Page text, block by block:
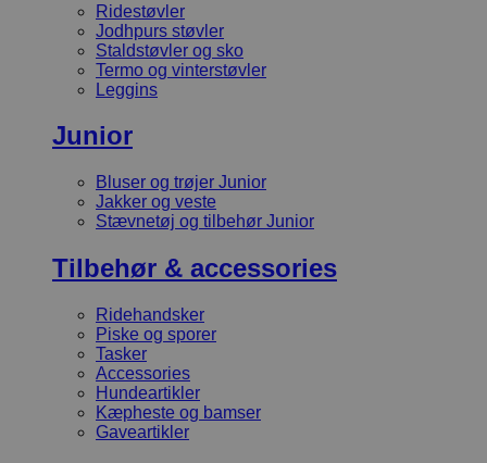
Ridestøvler
Jodhpurs støvler
Staldstøvler og sko
Termo og vinterstøvler
Leggins
Junior
Bluser og trøjer Junior
Jakker og veste
Stævnetøj og tilbehør Junior
Tilbehør & accessories
Ridehandsker
Piske og sporer
Tasker
Accessories
Hundeartikler
Kæpheste og bamser
Gaveartikler